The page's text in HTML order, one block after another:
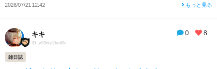
2026/07/21 12:42 もっと見る
0 8
キキ
ID: v93rkz2be45r
雑日誌